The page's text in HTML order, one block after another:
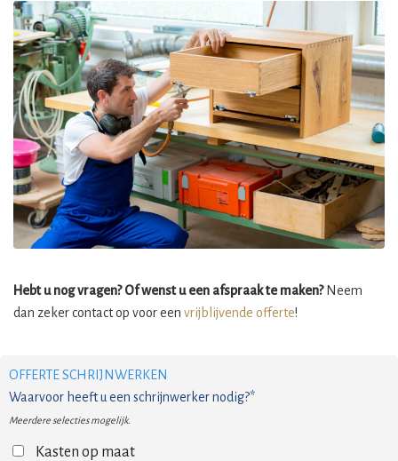
Hebt u nog vragen? Of wenst u een afspraak te maken?Neem
dan zeker contact op voor een vrijblijvende offerte!
OFFERTE SCHRIJNWERKEN
Waarvoor heeft u een schrijnwerker nodig?*
Meerdere selecties mogelijk.
Kasten op maat